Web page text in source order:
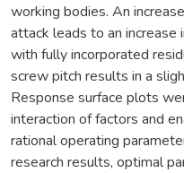
working bodies. An
attack leads to an
with fully incorporated
screw pitch results in a
Response surface plots
interaction of factors and
rational operating
research results, optimal